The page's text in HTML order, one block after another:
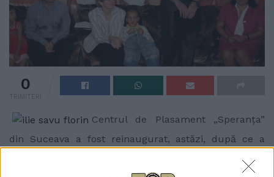
0
TRIMITERI
Centrul de Plasament „Speranţa”
din Suceava a fost reinaugurat, astăzi, după ce a
vechi. În Centrul situat în zona Colegiului Economic